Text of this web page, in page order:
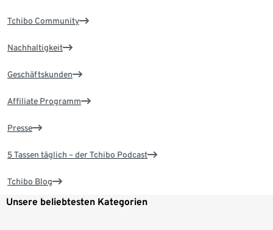
Tchibo Community
Nachhaltigkeit
Geschäftskunden
Affiliate Programm
Presse
5 Tassen täglich – der Tchibo Podcast
Tchibo Blog
Unsere beliebtesten Kategorien